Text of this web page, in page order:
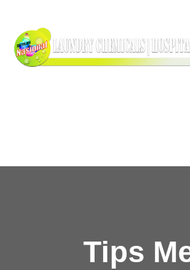
content
Tips